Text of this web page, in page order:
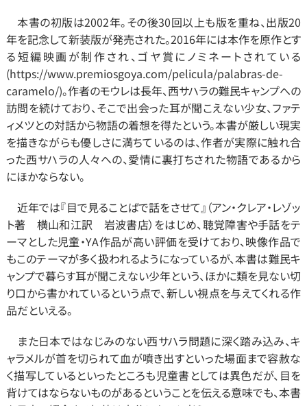
本書の初版は2002年。その後30回以上も版を重ね、出版20
年を記念して新装版が発売された。2016年には本作を原作とす
る短編映画が制作され、ゴヤ賞にノミネートされている
(https://www.premiosgoya.com/pelicula/palabras-de-
caramelo/)。作者のモウレは長年、西サハラの難民キャンプへの
訪問を続けており、そこで出会った耳が聞こえない少女、ファテ
ィメツとの対話から物語の着想を得たという。本書が厳しい現実
を描きながらも優しさに満ちているのは、作者が実際に触れ合
った西サハラの人々への、愛情に裏打ちされた物語であるから
にほかならない。
近年では『目で見ることばで話をさせて』（アン・クレア・レゾッ
ト著　横山和江訳　岩波書店）をはじめ、聴覚障害や手話をテ
ーマとした児童・YA作品が高い評価を受けており、映像作品で
もこのテーマが多く扱われるようになっているが、本書は難民キ
ャンプで暮らす耳が聞こえない少年という、ほかに類を見ない切
り口から書かれているという点で、新しい視点を与えてくれる作
品だといえる。
また日本ではなじみのない西サハラ問題に深く踏み込み、キ
ャラメルが首を切られて血が噴き出すといった場面まで容赦な
く描写しているといったところも児童書としては異色だが、目を
背けてはならないものがあるということを伝える意味でも、本書